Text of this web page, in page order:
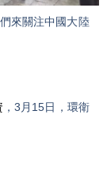
來關注中國大陸
，3月15日，環衛